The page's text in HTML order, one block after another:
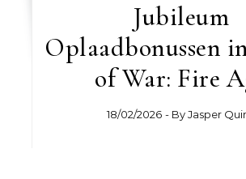
Jubileum
Oplaadbonussen
of War: Fire
18/02/2026 - ByJasper